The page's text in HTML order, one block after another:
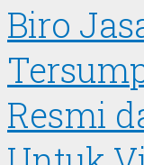
Biro
Resmi